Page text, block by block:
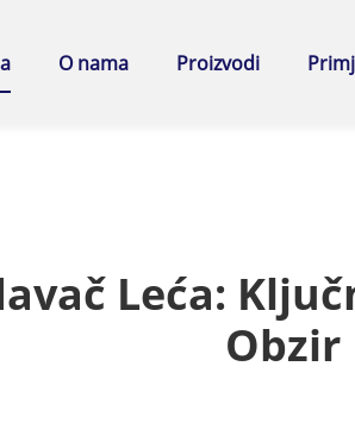
O nama Proizvodi
Leća:
Obzir